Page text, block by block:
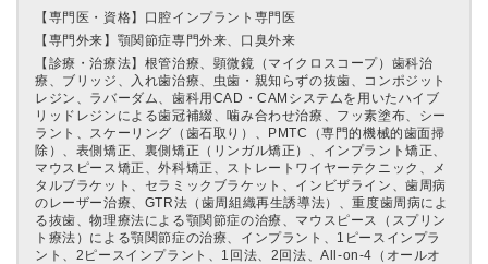
【専門医・資格】 口腔インプラント専門医
【専門外来】 顎関節症専門外来、口臭外来
【診療・治療法】 根管治療、顕微鏡（マイクロスコープ）歯科治
療、ブリッジ、入れ歯治療、虫歯・親知らずの抜歯、コンポジット
レジン、ラバーダム、歯科用CAD・CAMシステムを用いたハイブ
リッドレジンによる歯冠補綴、噛み合わせ治療、フッ素塗布、シー
ラント、スケーリング（歯石取り）、PMTC（専門的機械的歯面掃
除）、表側矯正、裏側矯正（リンガル矯正）、インプラント矯正、
マウスピース矯正、外科矯正、ストレートワイヤーテクニック、メ
タルブラケット、セラミックブラケット、インビザライン、歯周病
のレーザー治療、GTR法（歯周組織再生誘導法）、重度歯周病によ
る抜歯、物理療法による顎関節症の治療、マウスピース（スプリン
ト療法）による顎関節症の治療、インプラント、1ピースインプラ
ント、2ピースインプラント、1回法、2回法、All-on-4（オールオ